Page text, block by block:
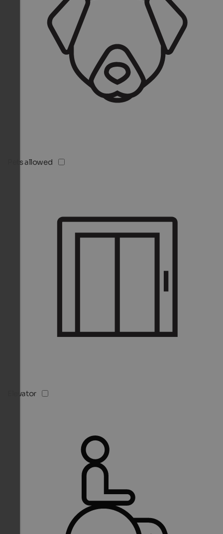
Pets allowed
Elevator